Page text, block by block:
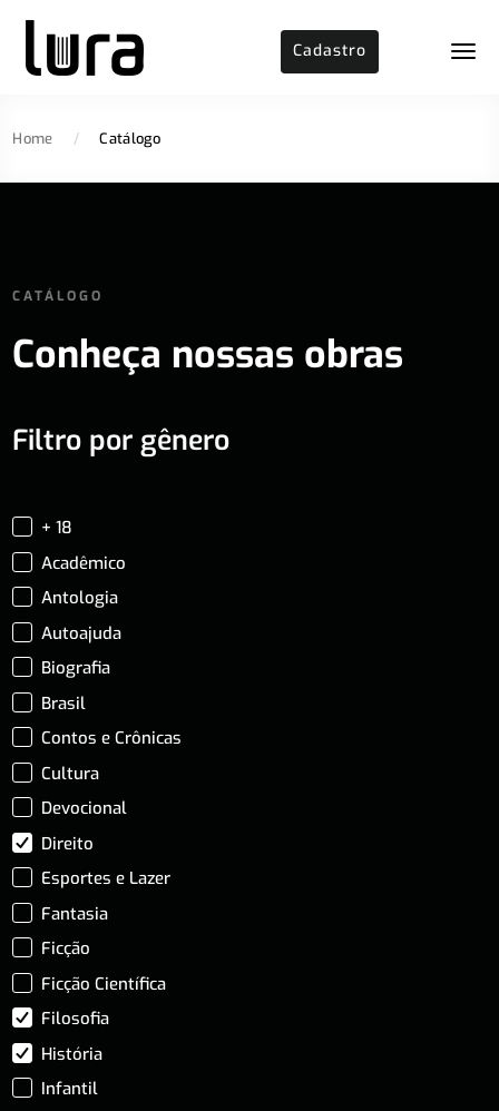
Cadastro
Home / Catálogo
CATÁLOGO
Conheça nossas obras
Filtro por gênero
+ 18
Acadêmico
Antologia
Autoajuda
Biografia
Brasil
Contos e Crônicas
Cultura
Devocional
Direito
Esportes e Lazer
Fantasia
Ficção
Ficção Científica
Filosofia
História
Infantil